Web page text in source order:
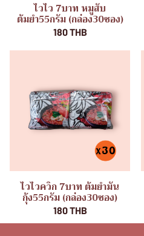
ไวไว 7บาท หมูสับ
ต้มยำ55กรัม (กล่อง30ซอง)
180 THB
ไวไวควิก 7บาท ต้มยำมัน
กุ้ง55กรัม (กล่อง30ซอง)
180 THB